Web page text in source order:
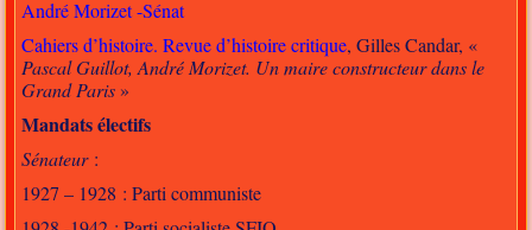
André Morizet -Sénat
Cahiers d’histoire. Revue d’histoire critique, Gilles Candar, «
Pascal Guillot, André Morizet. Un maire constructeur dans le
Grand Paris»
Mandats électifs
Sénateur :
1927 – 1928 : Parti communiste